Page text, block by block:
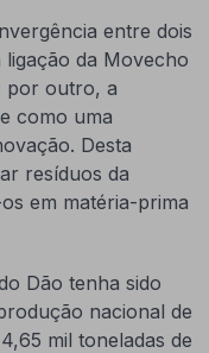
entre dois
da Movecho
por outro, a
como uma
Desta
resíduos da
em matéria-prima
Dão tenha sido
nacional de
mil toneladas de